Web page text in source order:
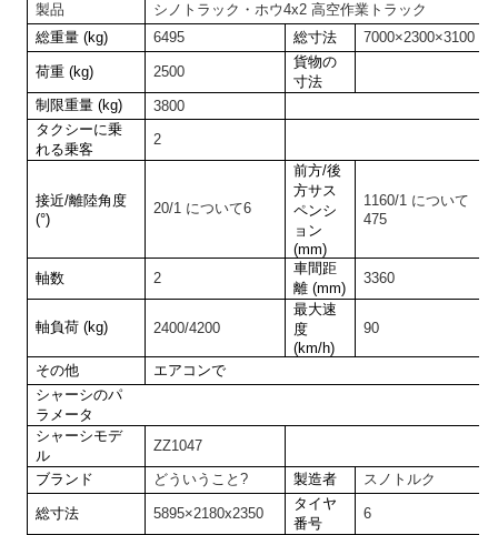
製品
シノトラック・ホウ4x2 高空作業トラック
総重量 (kg)
6495 総寸法 7000×2300×3100
荷重 (kg) 2500
貨物の
寸法
制限重量 (kg)
3800
タクシーに乗
れる乗客
2
接近/離陸角度
(°)
20/1 について6
前方/後
方サス
ペンシ
ョン
(mm)
1160/1 について
475
軸数 2
車間距
離 (mm)
3360
軸負荷 (kg) 2400/4200
最大速
度
(km/h)
90
その他
エアコンで
シャーシのパ
ラメータ
シャーシモデ
ル
ZZ1047
ブランド
どういうこと? 製造者 スノトルク
総寸法 5895×2180x2350
タイヤ
番号
6